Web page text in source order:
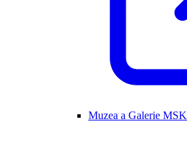
Muzea a Galerie MSK